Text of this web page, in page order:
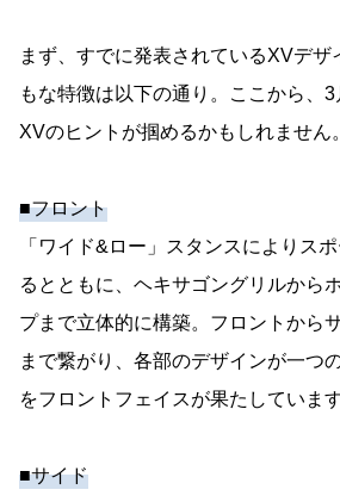
まず、すでに発表されているXVデザ
もな特徴は以下の通り。ここから、
XVのヒントが掴めるかもしれません。
■フロント
「ワイド&ロー」スタンスによりス
るとともに、ヘキサゴングリルから
プまで立体的に構築。フロントから
まで繋がり、各部のデザインが一つ
をフロントフェイスが果たしています
■サイド